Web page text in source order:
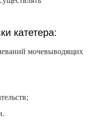
катетера:
мочевыводящих